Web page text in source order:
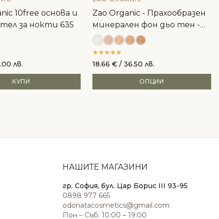
10free основа и
за нокти 635
лв.
КУПИ
Zao Organic - Прахообразен
минерален фон дьо тен -
пълнител
18.66 €/ 36.50 лв.
ОПЦИИ
НАШИТЕ МАГАЗИНИ
гр. София, бул. Цар Борис III 93-95
0898 977 665
odonatacosmetics@gmail.com
Пон – Съб: 10:00 – 19:00